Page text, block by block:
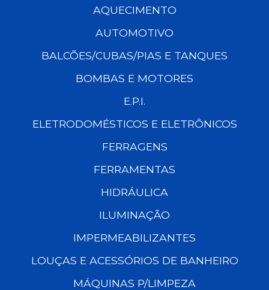
AQUECIMENTO
AUTOMOTIVO
BALCÕES/CUBAS/PIAS E TANQUES
BOMBAS E MOTORES
E.P.I.
ELETRODOMÉSTICOS E ELETRÔNICOS
FERRAGENS
FERRAMENTAS
HIDRÁULICA
ILUMINAÇÃO
IMPERMEABILIZANTES
LOUÇAS E ACESSÓRIOS DE BANHEIRO
MÁQUINAS P/LIMPEZA